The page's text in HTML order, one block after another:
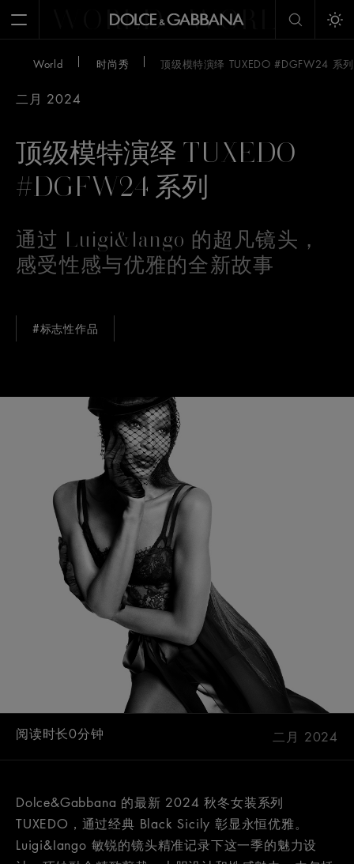
Open MenuWORLD WORLD
World 时尚秀 顶级模特演绎 TUXEDO #DGFW24 系列
二月 2024
顶级模特演绎 TUXEDO
#DGFW24 系列
通过 Luigi&Iango 的超凡镜头，
感受性感与优雅的全新故事
#标志性作品
二月 2024
阅读时长0分钟
Dolce&Gabbana 的最新 2024 秋冬女装系列
TUXEDO，通过经典 Black Sicily 彰显永恒优雅。
Luigi&Iango 敏锐的镜头精准记录下这一季的魅力设